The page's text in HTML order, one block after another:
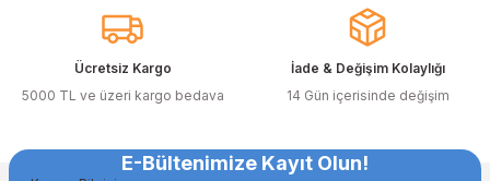
akıllı yollarından biri!
Orjinal Kartuşun Önemi
kartuş kullanımı oldukça önemlidir. TonerAğacı, HP ve Epson gibi
doğru renk tonlarını ve keskin baskıları garanti eder. Her
siparişinizde %100 uyumlu ve garantili ürünler sunarak, yazıcınızın
Ücretsiz Kargo
5000 TL ve üzeri kargo bedava
İade & Değişim Kolaylığı
14 Gün içerisinde değişim
E-Bültenimize Kayıt Olun!